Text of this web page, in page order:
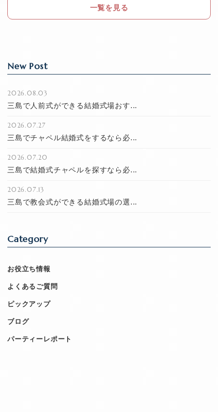
k
一覧を見る
New Post
2026.08.03
三島で人前式ができる結婚式場おす...
2026.07.27
三島でチャペル結婚式をするなら必...
2026.07.20
三島で結婚式チャペルを探すなら必...
2026.07.13
三島で教会式ができる結婚式場の選...
Category
お役立ち情報
よくあるご質問
ピックアップ
ブログ
パーティーレポート